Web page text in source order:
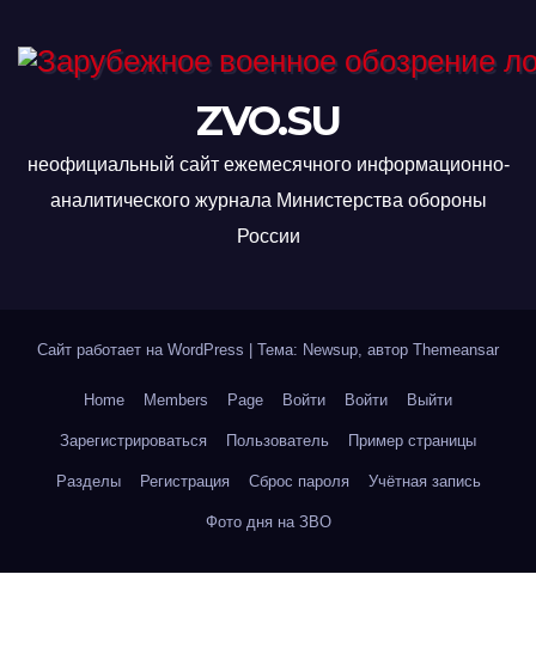
ZVO.SU
неофициальный сайт ежемесячного информационно-
аналитического журнала Министерства обороны
России
Сайт работает на WordPress Тема: Newsup, автор Themeansar
Home Members Page Войти Войти Выйти
Зарегистрироваться Пользователь Пример страницы
Разделы Регистрация Сброс пароля Учётная запись
Фото дня на ЗВО